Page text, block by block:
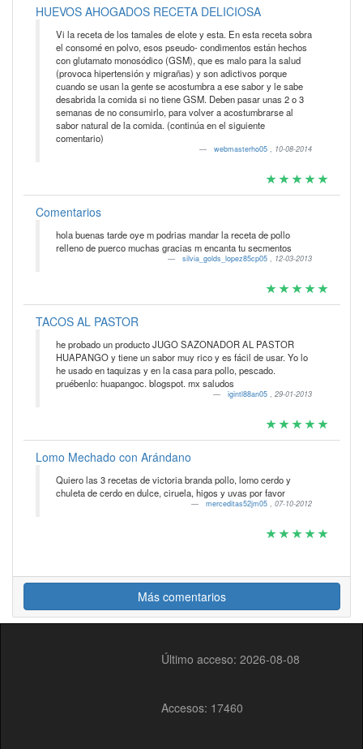
HUEVOS AHOGADOS RECETA DELICIOSA
Vi la receta de los tamales de elote y esta. En esta receta sobra
el consomé en polvo, esos pseudo- condimentos están hechos
con glutamato monosódico (GSM), que es malo para la salud
(provoca hipertensión y migrañas) y son adictivos porque
cuando se usan la gente se acostumbra a ese sabor y le sabe
desabrida la comida si no tiene GSM. Deben pasar unas 2 o 3
semanas de no consumirlo, para volver a acostumbrarse al
sabor natural de la comida. (continúa en el siguiente
comentario)
webmasterho05 , 10-08-2014
Comentarios
hola buenas tarde oye m podrias mandar la receta de pollo
relleno de puerco muchas gracias m encanta tu secmentos
silvia_golds_lopez85cp05 , 12-03-2013
TACOS AL PASTOR
he probado un producto JUGO SAZONADOR AL PASTOR
HUAPANGO y tiene un sabor muy rico y es fácil de usar. Yo lo
he usado en taquizas y en la casa para pollo, pescado.
pruébenlo: huapangoc. blogspot. mx saludos
igintl88an05 , 29-01-2013
Lomo Mechado con Arándano
Quiero las 3 recetas de victoria branda pollo, lomo cerdo y
chuleta de cerdo en dulce, ciruela, higos y uvas por favor
merceditas52jm05 , 07-10-2012
Más comentarios
Último acceso: 2026-08-08
Accesos: 17460